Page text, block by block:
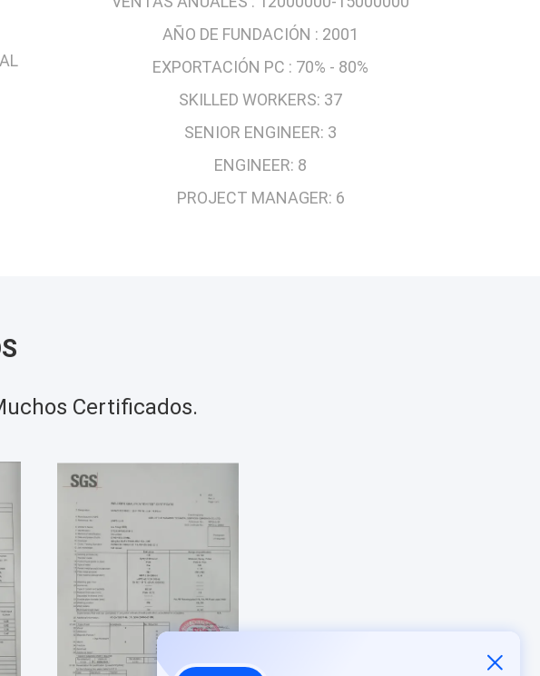
AÑO DE FUNDACIÓN : 2001
EXPORTACIÓN PC : 70% - 80%
SKILLED WORKERS: 37
SENIOR ENGINEER: 3
ENGINEER: 8
PROJECT MANAGER: 6
Certificados.